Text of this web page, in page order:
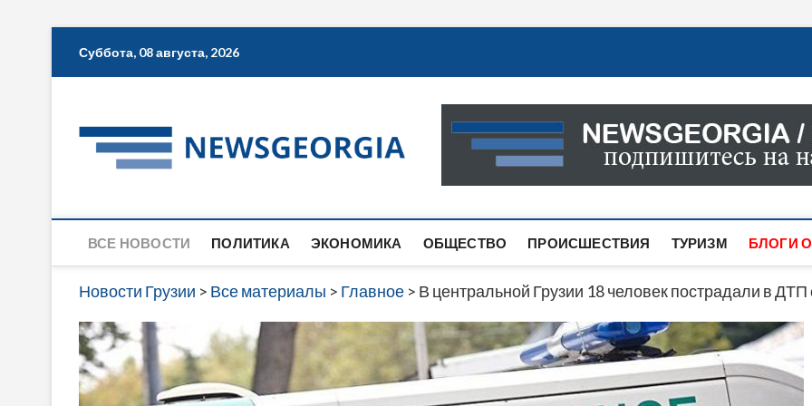
Суббота, 08 августа, 2026
Новости Грузии
САМАЯ АКТУАЛЬНАЯ ИНФОРМАЦИЯ О СОБЫТИЯХ
САЙТЕ ВЫ НАЙДЕТЕ НОВОСТИ ПОЛИТИКИ,
ВСЕ НОВОСТИ ПОЛИТИКА ЭКОНОМИКА ОБЩЕСТВО ПРОИСШЕСТВИЯ ТУРИЗМ БЛОГИ
Новости Грузии > Все материалы > Главное > В центральной Грузии 18 человек пострадали в